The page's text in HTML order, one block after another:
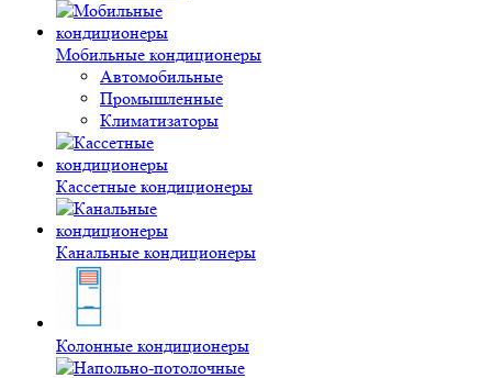
Мобильные кондиционеры
Автомобильные
Промышленные
Климатизаторы
Кассетные кондиционеры
Канальные кондиционеры
Колонные кондиционеры